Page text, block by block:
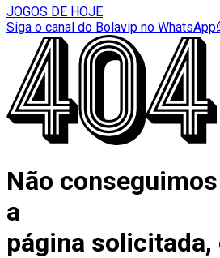
JOGOS DE HOJE
Siga o canal do Bolavip no WhatsApp
Não
a
página solicitada,